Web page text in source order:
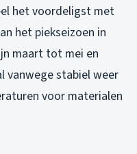
het voordeligst met
het piekseizoen in
maart tot mei en
vanwege stabiel weer
voor materialen